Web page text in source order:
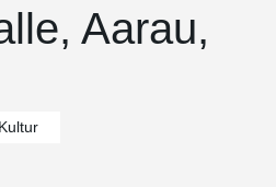
Aarau,